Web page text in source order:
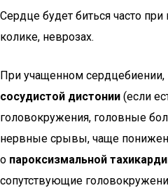
Сердце будет биться часто
колике, неврозах.
При учащенном
сосудистой дистонии (если
головокружения, головные
нервные срывы, чаще
о пароксизмальной
сопутствующие